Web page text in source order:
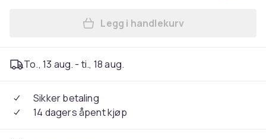
Legg Politiske stammer |
Legg i handlekurv
To., 13 aug. - ti., 18 aug.
Sikker betaling
14 dagers åpent kjøp